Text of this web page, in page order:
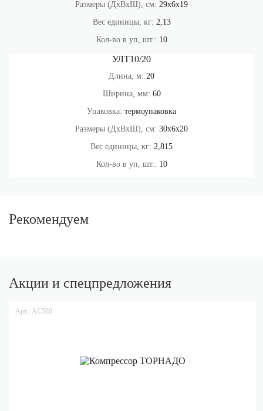
Размеры (ДхВхШ), см: 29х6х19
Вес единицы, кг: 2,13
Кол-во в уп, шт.: 10
УЛТ10/20
Длина, м: 20
Ширина, мм: 60
Упаковка: термоупаковка
Размеры (ДхВхШ), см: 30х6х20
Вес единицы, кг: 2,815
Кол-во в уп, шт.: 10
Рекомендуем
Акции и спецпредложения
Арт.: AC580